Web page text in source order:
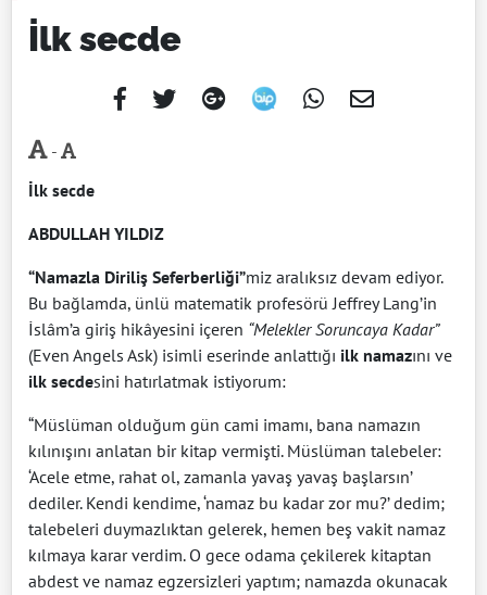
İlk secde
-
İlk secde
ABDULLAH YILDIZ
“Namazla Diriliş Seferberliği”miz aralıksız devam ediyor.
Bu bağlamda, ünlü matematik profesörü Jeffrey Lang’in
İslâm’a giriş hikâyesini içeren “Melekler Soruncaya Kadar”
(Even Angels Ask) isimli eserinde anlattığı ilk namazını ve
ilk secdesini hatırlatmak istiyorum:
“Müslüman olduğum gün cami imamı, bana namazın
kılınışını anlatan bir kitap vermişti. Müslüman talebeler:
‘Acele etme, rahat ol, zamanla yavaş yavaş başlarsın’
dediler. Kendi kendime, ‘namaz bu kadar zor mu?’ dedim;
talebeleri duymazlıktan gelerek, hemen beş vakit namaz
kılmaya karar verdim. O gece odama çekilerek kitaptan
abdest ve namaz egzersizleri yaptım; namazda okunacak